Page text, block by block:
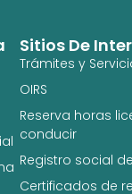
Sitios De
Trámites y
OIRS
Reserva horas
conducir
Registro social
Certificados de